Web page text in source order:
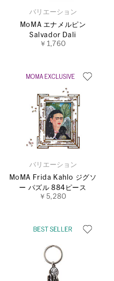
バリエーション
MoMA エナメルピン
Salvador Dali
￥1,760
バリエーション
MoMA Frida Kahlo ジグソ
ー パズル 884ピース
￥5,280